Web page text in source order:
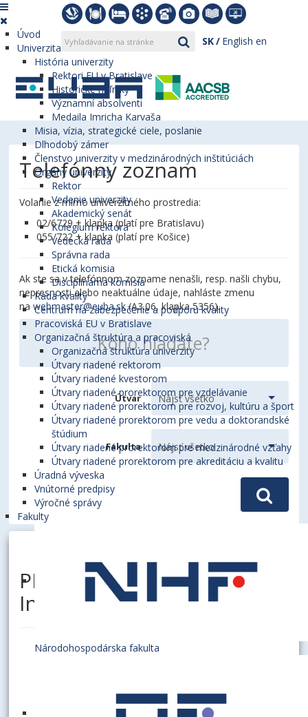
SK English en
Úvod
Univerzita
História univerzity
Rektori EU v Bratislave
Historické míľniky
Významní absolventi
Medaila Imricha Karvaša
Misia, vízia, strategické ciele, poslanie
Dlhodobý zámer
Členstvo univerzity v medzinárodných inštitúciách
Orgány univerzity
Rektor
Vedenie univerzity
Akademický senát
Kolégium rektora
Vedecká rada
Správna rada
Etická komisia
Disciplinárna komisia
Rada kvality
Centrum na zabezpečenie a podporu kvality
Pracoviská EU v Bratislave
Organizačná štruktúra a pracoviská
Organizačná štruktúra univerzity
Útvary riadené rektorom
Útvary riadené kvestorom
Útvary riadené prorektorom pre vzdelávanie
Útvary riadené prorektorom pre rozvoj, kultúru a šport
Útvary riadené prorektorom pre vedu a doktorandské
štúdium
Útvary riadené prorektorom pre medzinárodné vzťahy
Útvary riadené prorektorom pre akreditáciu a kvalitu
Úradná výveska
Vnútorné predpisy
Výročné správy
Fakulty
Národohospodárska fakulta
Telefónny zoznam
Volanie z mimo univerzitného prostredia:
02/6729 + klapka (platí pre Bratislavu)
055/722 + klapka (platí pre Košice)
Ak ste sa v telefónnom zozname nenašli, resp. našli chybu,
nepresnosti alebo neaktuálne údaje, nahláste zmenu
nawebmaster@euba.sk(A3.06, klapka 5356).
Útvar
Fakulta
PETROVČIKOVÁ, Katarína,
Ing., PhD.